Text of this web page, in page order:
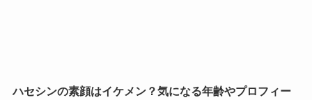
ハセシンの素顔はイケメン？気になる年齢やプロフィー